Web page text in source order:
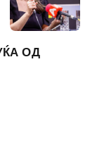
ОД